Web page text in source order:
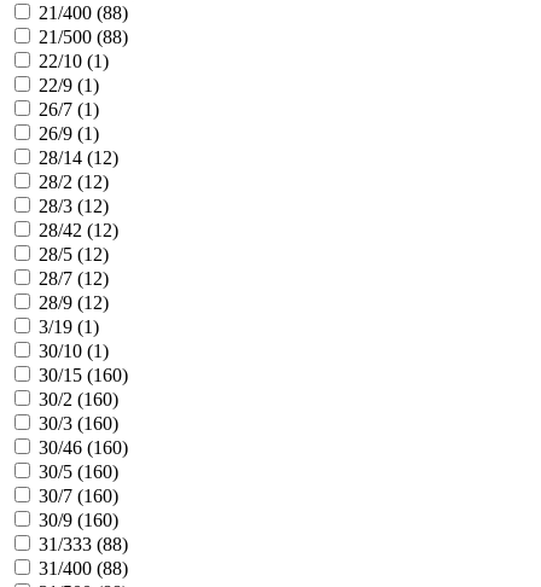
21/400 (88)
21/500 (88)
22/10 (1)
22/9 (1)
26/7 (1)
26/9 (1)
28/14 (12)
28/2 (12)
28/3 (12)
28/42 (12)
28/5 (12)
28/7 (12)
28/9 (12)
3/19 (1)
30/10 (1)
30/15 (160)
30/2 (160)
30/3 (160)
30/46 (160)
30/5 (160)
30/7 (160)
30/9 (160)
31/333 (88)
31/400 (88)